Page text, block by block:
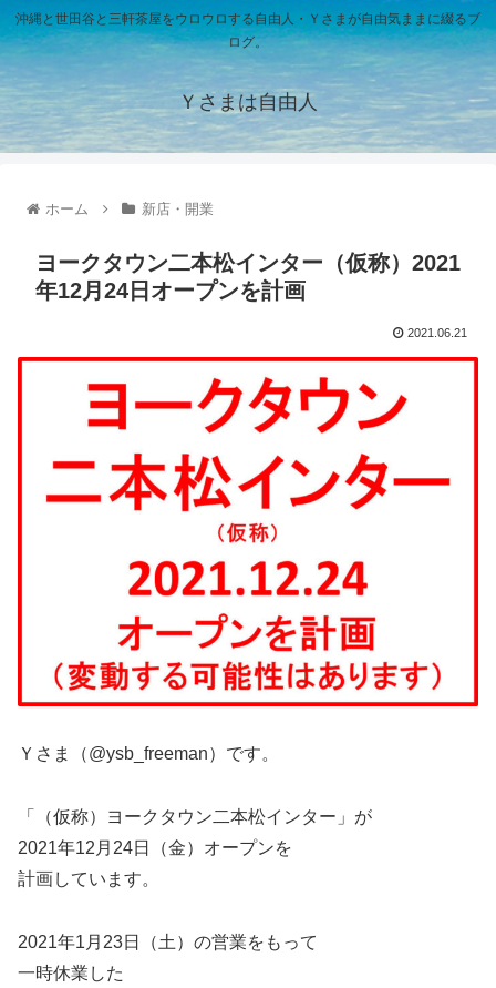
沖縄と世田谷と三軒茶屋をウロウロする自由人・Ｙさまが自由気ままに綴るブ
ログ。
Ｙさまは自由人
ホーム 新店・開業
ヨークタウン二本松インター（仮称）2021
年12月24日オープンを計画
2021.06.21
Ｙさま（@ysb_freeman）です。
「（仮称）ヨークタウン二本松インター」が
2021年12月24日（金）オープンを
計画しています。
2021年1月23日（土）の営業をもって
一時休業した